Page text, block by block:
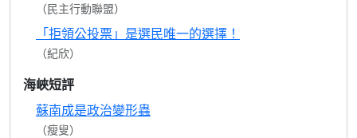
（民主行動聯盟）
「拒領公投票」是選民唯一的選擇！
（紀欣）
海峽短評
蘇南成是政治變形蟲
（瘦叟）